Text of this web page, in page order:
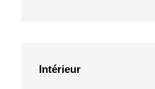
Intérieur